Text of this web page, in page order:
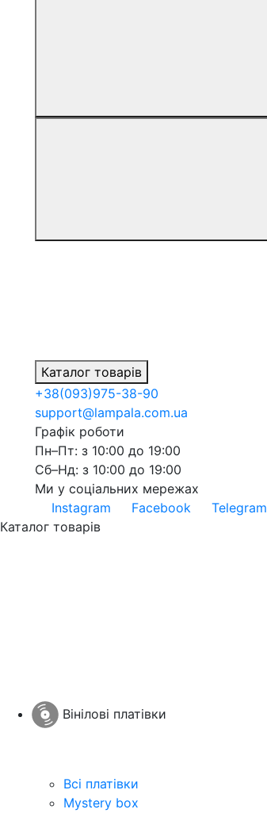
Каталог товарів
+38(093)975-38-90
support@lampala.com.ua
Графік роботи
Пн–Пт: з 10:00 до 19:00
Сб–Нд: з 10:00 до 19:00
Ми у соціальних мережах
Instagram
Facebook
Telegram
Каталог товарів
Вінілові платівки
Всі платівки
Mystery box